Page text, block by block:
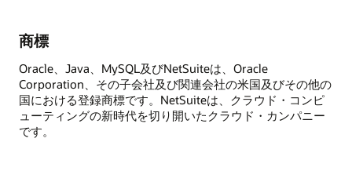
商標
Oracle、Java、MySQL及びNetSuiteは、Oracle
Corporation、その子会社及び関連会社の米国及びその他の
国における登録商標です。NetSuiteは、クラウド・コンピ
ューティングの新時代を切り開いたクラウド・カンパニー
です。